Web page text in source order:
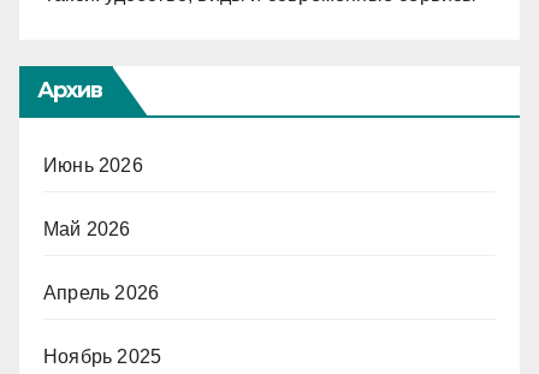
Архив
Июнь 2026
Май 2026
Апрель 2026
Ноябрь 2025